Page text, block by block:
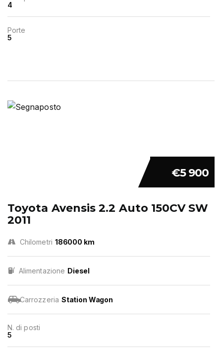
4
Porte
5
€5 900
Toyota Avensis 2.2 Auto 150CV SW
2011
Chilometri 186000 km
Alimentazione Diesel
Carrozzeria Station Wagon
N. di posti
5